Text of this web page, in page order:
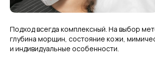
Подход всегда комплексный. На выбор
глубина морщин, состояние кожи,
и индивидуальные особенности.